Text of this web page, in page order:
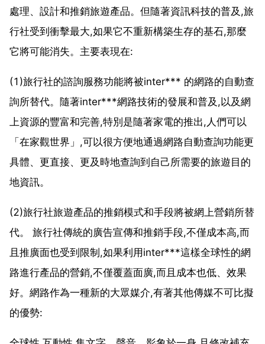
處理、設計和推銷旅遊產品。但隨著資訊科技的普及,旅
行社受到衝擊最大,如果它不重新構築生存的基石,那麼
它將可能消失。主要表現在:
(1)旅行社的諮詢服務功能將被inter*** 的網路的自動查
詢所替代。隨著inter***網路技術的發展和普及,以及網
上資源的豐富和完善,特別是隨著家電的推出,人們可以
「在家觀世界」,可以很方便地通過網路自動查詢功能更
具體、更直接、更及時地查詢到自己所需要的旅遊目的
地資訊。
(2)旅行社旅遊產品的推銷模式和手段將被網上營銷所替
代。 旅行社傳統的廣告宣傳和推銷手段,不僅成本高,而
且推廣面也受到限制,如果利用inter***這樣全球性的網
路進行產品的營銷,不僅覆蓋面廣,而且成本也低、效果
好。網路作為一種新的大眾媒介,有著其他傳媒不可比擬
的優勢: